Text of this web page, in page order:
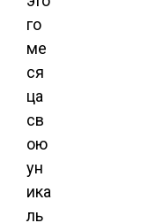
го
ме
ся
ца
св
ою
ун
ика
ль